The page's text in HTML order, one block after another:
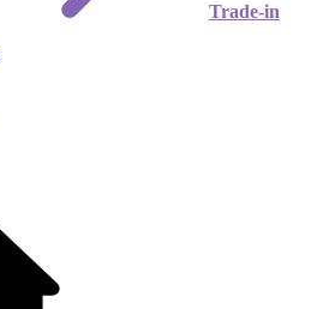
Trade-in